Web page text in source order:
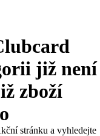
již není
zboží
stránku a vyhledejte